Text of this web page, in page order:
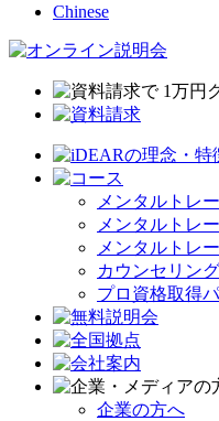
Chinese
メンタルトレ
メンタルトレ
メンタルトレ
カウンセリング
プロ資格取得
企業の方へ